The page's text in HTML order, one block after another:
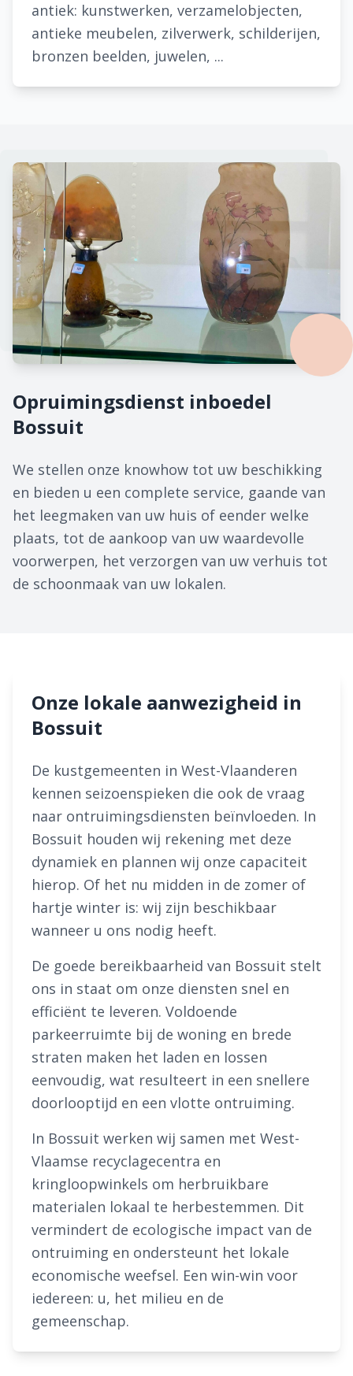
antiek: kunstwerken, verzamelobjecten,
antieke meubelen, zilverwerk, schilderijen,
bronzen beelden, juwelen, ...
Opruimingsdienst inboedel
Bossuit
We stellen onze knowhow tot uw beschikking
en bieden u een complete service, gaande van
het leegmaken van uw huis of eender welke
plaats, tot de aankoop van uw waardevolle
voorwerpen, het verzorgen van uw verhuis tot
de schoonmaak van uw lokalen.
Onze lokale aanwezigheid in
Bossuit
De kustgemeenten in West-Vlaanderen
kennen seizoenspieken die ook de vraag
naar ontruimingsdiensten beïnvloeden. In
Bossuit houden wij rekening met deze
dynamiek en plannen wij onze capaciteit
hierop. Of het nu midden in de zomer of
hartje winter is: wij zijn beschikbaar
wanneer u ons nodig heeft.
De goede bereikbaarheid van Bossuit stelt
ons in staat om onze diensten snel en
efficiënt te leveren. Voldoende
parkeerruimte bij de woning en brede
straten maken het laden en lossen
eenvoudig, wat resulteert in een snellere
doorlooptijd en een vlotte ontruiming.
In Bossuit werken wij samen met West-
Vlaamse recyclagecentra en
kringloopwinkels om herbruikbare
materialen lokaal te herbestemmen. Dit
vermindert de ecologische impact van de
ontruiming en ondersteunt het lokale
economische weefsel. Een win-win voor
iedereen: u, het milieu en de
gemeenschap.